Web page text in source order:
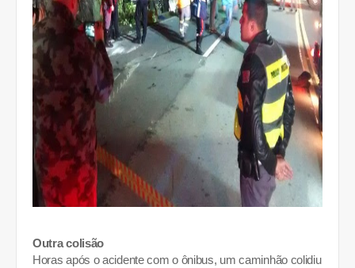
Outra colisão
Horas após o acidente com o ônibus, um caminhão colidiu